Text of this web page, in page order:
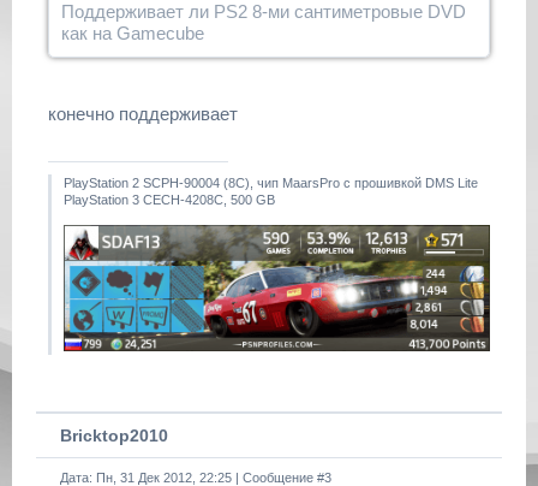
Поддерживает ли PS2 8-ми сантиметровые DVD
как на Gamecube
конечно поддерживает
PlayStation 2 SCPH-90004 (8С), чип MaarsPro с прошивкой DMS Lite
PlayStation 3 CECH-4208C, 500 GB
Bricktop2010
Дата: Пн, 31 Дек 2012, 22:25 | Сообщение #3